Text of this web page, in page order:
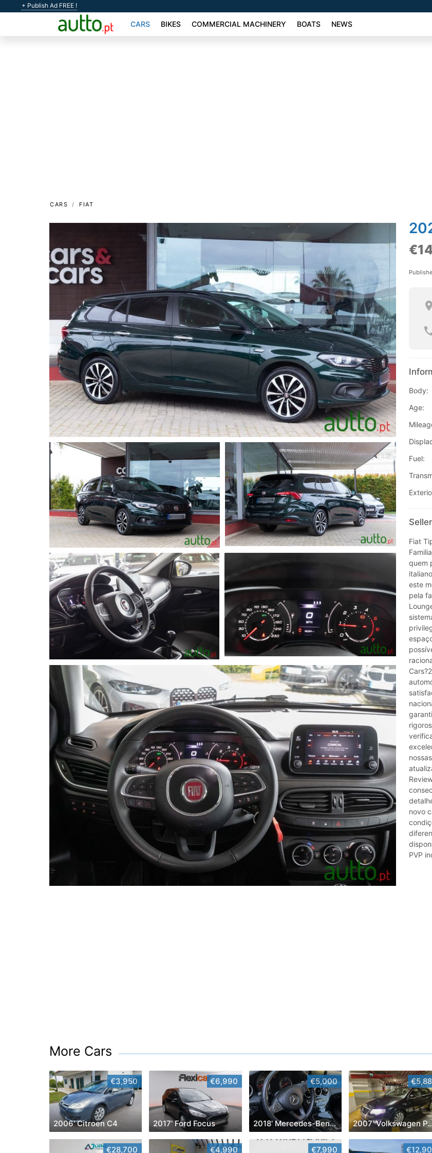
+ Publish Ad FREE !
CARS BIKES COMMERCIAL MACHINERY BOATS NEWS
CARS FIAT
Body:
Age:
Fuel:
Fiat
quem
este
pela
novo
PVP
More Cars
€3,950
2006' Citroen C4
€6,990
2017' Ford Focus
€5,000
2018' Mercedes-Benz Classe C 2007'
€28,700 €4,990 €7,990